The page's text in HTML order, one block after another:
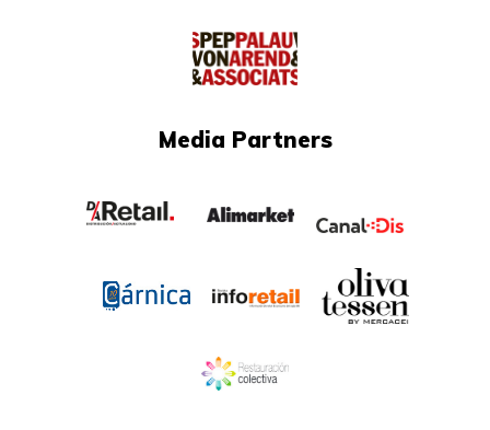
Media Partners